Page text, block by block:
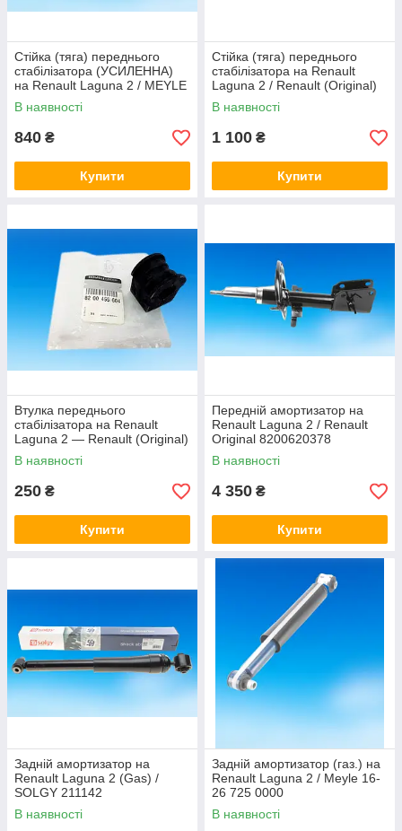
Стійка (тяга) переднього
стабілізатора (УСИЛЕННА)
на Renault Laguna 2 / MEYLE
16-16 060 0003/HD
В наявності
840 ₴
Купити
Стійка (тяга) переднього
стабілізатора на Renault
Laguna 2 / Renault (Original)
8200661217
В наявності
1 100 ₴
Купити
Втулка переднього
стабілізатора на Renault
Laguna 2 — Renault (Original)
8200455604
В наявності
250 ₴
Купити
Передній амортизатор на
Renault Laguna 2 / Renault
Original 8200620378
В наявності
4 350 ₴
Купити
Задній амортизатор на
Renault Laguna 2 (Gas) /
SOLGY 211142
В наявності
Задній амортизатор (газ.) на
Renault Laguna 2 / Meyle 16-
26 725 0000
В наявності